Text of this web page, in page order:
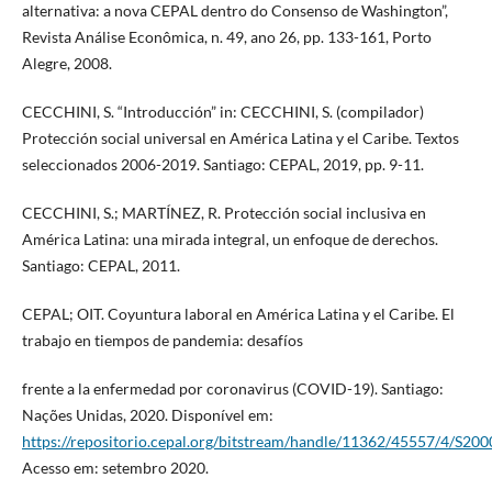
alternativa: a nova CEPAL dentro do Consenso de Washington”,
Revista Análise Econômica, n. 49, ano 26, pp. 133-161, Porto
Alegre, 2008.
CECCHINI, S. “Introducción” in: CECCHINI, S. (compilador)
Protección social universal en América Latina y el Caribe. Textos
seleccionados 2006-2019. Santiago: CEPAL, 2019, pp. 9-11.
CECCHINI, S.; MARTÍNEZ, R. Protección social inclusiva en
América Latina: una mirada integral, un enfoque de derechos.
Santiago: CEPAL, 2011.
CEPAL; OIT. Coyuntura laboral en América Latina y el Caribe. El
trabajo en tiempos de pandemia: desafíos
frente a la enfermedad por coronavirus (COVID-19). Santiago:
Nações Unidas, 2020. Disponível em:
https://repositorio.cepal.org/bitstream/handle/11362/45557/4/
Acesso em: setembro 2020.